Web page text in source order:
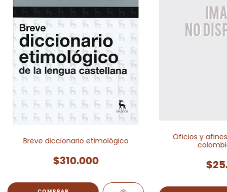
Breve diccionario etimológico
$310.000
Oficios y